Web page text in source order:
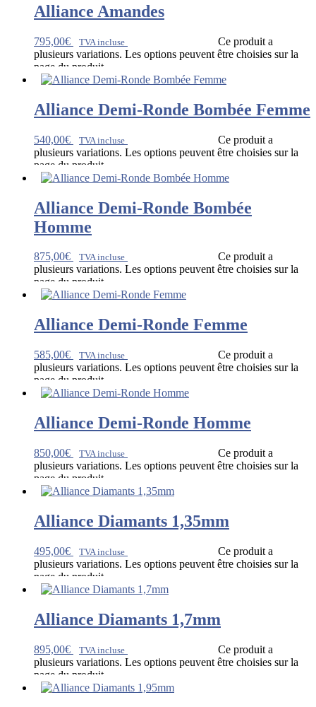
Alliance Amandes
795,00€ TVA incluse
Ce produit a
plusieurs variations. Les options peuvent être choisies sur la
page du produit
Alliance Demi-Ronde Bombée Femme
540,00€ TVA incluse
Ce produit a
plusieurs variations. Les options peuvent être choisies sur la
page du produit
Alliance Demi-Ronde Bombée
Homme
875,00€ TVA incluse
Ce produit a
plusieurs variations. Les options peuvent être choisies sur la
page du produit
Alliance Demi-Ronde Femme
585,00€ TVA incluse
Ce produit a
plusieurs variations. Les options peuvent être choisies sur la
page du produit
Alliance Demi-Ronde Homme
850,00€ TVA incluse
Ce produit a
plusieurs variations. Les options peuvent être choisies sur la
page du produit
Alliance Diamants 1,35mm
495,00€ TVA incluse
Ce produit a
plusieurs variations. Les options peuvent être choisies sur la
page du produit
Alliance Diamants 1,7mm
895,00€ TVA incluse
Ce produit a
plusieurs variations. Les options peuvent être choisies sur la
page du produit